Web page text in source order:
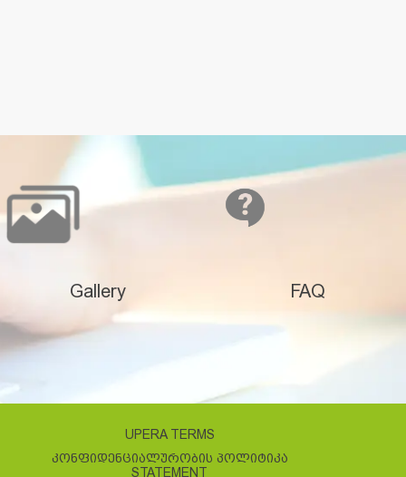
Gallery FAQ
UPERA TERMS
ᲙᲝᲜᲤᲘᲓᲔᲜᲪᲘᲐᲚᲣᲠᲝᲑᲘᲡ ᲞᲝᲚᲘᲢᲘᲙᲐ
STATEMENT